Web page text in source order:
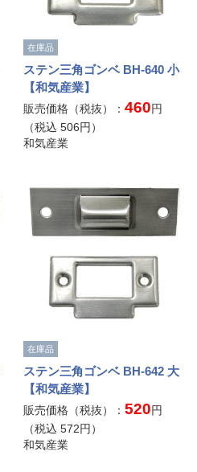
在庫品
ステン三角ゴンベ BH-640 小
【和気産業】
販売価格（税抜）：460円
（税込506円）
和気産業
在庫品
ステン三角ゴンベ BH-642 大
【和気産業】
販売価格（税抜）：520円
（税込572円）
和気産業